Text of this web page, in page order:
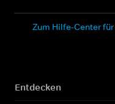
Zum Hilfe-Center
Entdecken